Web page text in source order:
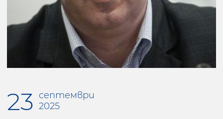
23 септември
2025